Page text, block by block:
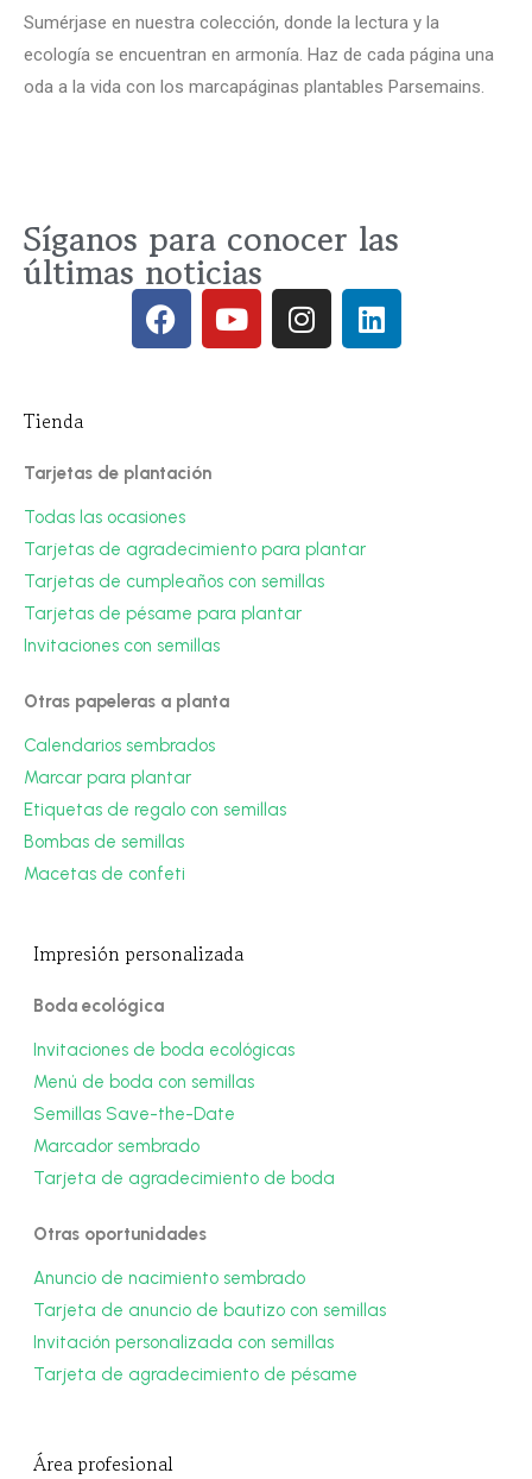
Sumérjase en nuestra colección, donde la lectura y la
ecología se encuentran en armonía. Haz de cada página una
oda a la vida con los marcapáginas plantables Parsemains.
Síganos para conocer las
últimas noticias
Tienda
Tarjetas de plantación
Todas las ocasiones
Tarjetas de agradecimiento para plantar
Tarjetas de cumpleaños con semillas
Tarjetas de pésame para plantar
Invitaciones con semillas
Otras papeleras a planta
Calendarios sembrados
Marcar para plantar
Etiquetas de regalo con semillas
Bombas de semillas
Macetas de confeti
Impresión personalizada
Boda ecológica
Invitaciones de boda ecológicas
Menú de boda con semillas
Semillas Save-the-Date
Marcador sembrado
Tarjeta de agradecimiento de boda
Otras oportunidades
Anuncio de nacimiento sembrado
Tarjeta de anuncio de bautizo con semillas
Invitación personalizada con semillas
Tarjeta de agradecimiento de pésame
Área profesional